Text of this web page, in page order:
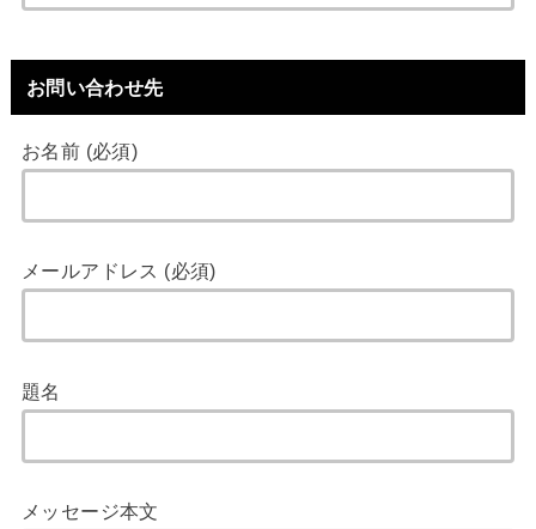
お問い合わせ先
お名前 (必須)
メールアドレス (必須)
題名
メッセージ本文